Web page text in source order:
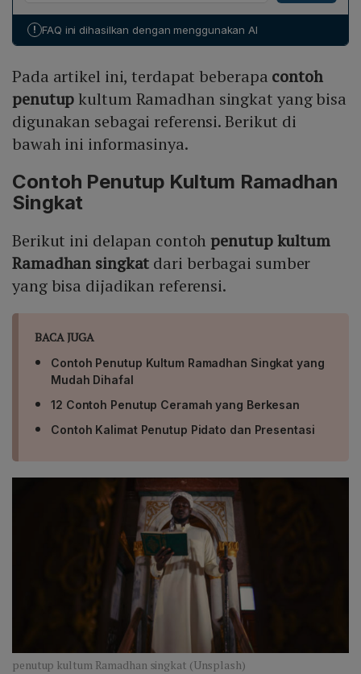
Arab, doa khusus, atau ajakan untuk mengaplikasikan
nilai Islam dalam kehidupan sehari-hari, sehingga
memberikan pilihan yang beragam bagi pendakwah
konteks.
layaknya dua hari: satu hari menjadi milik kita dan hari
sikap rendah hati ketika menang, menghindari
mengalami kekalahan. Penutup ini mengajak
pendengar untuk senantiasa menyesuaikan diri dengan
keadaan, sambil menutup dengan salam agar tetap
terjaga kedamaian dan rasa hormat dalam komunitas.
! FAQ ini dihasilkan dengan menggunakan AI
Pada artikel ini, terdapat beberapa contoh
penutupkultum Ramadhan singkat yang bisa
digunakan sebagai referensi. Berikut di
bawah ini informasinya.
Contoh Penutup Kultum Ramadhan
Singkat
Berikut ini delapan contohpenutup kultum
Ramadhan singkat dari berbagai sumber
yang bisa dijadikan referensi.
BACA JUGA
Contoh Penutup Kultum Ramadhan Singkat yang
Mudah Dihafal
12 Contoh Penutup Ceramah yang Berkesan
Contoh Kalimat Penutup Pidato dan Presentasi
penutup kultum Ramadhan singkat (Unsplash)